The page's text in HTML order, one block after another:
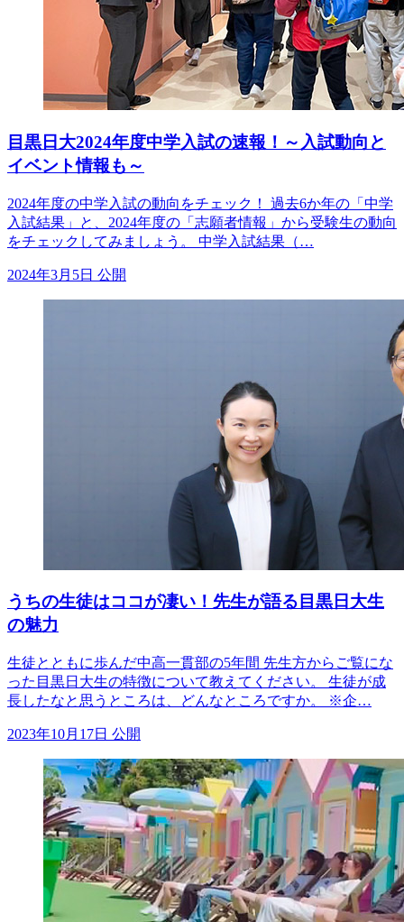
目黒日大2024年度中学入試の速報！～入試動向と
イベント情報も～
2024年度の中学入試の動向をチェック！ 過去6か年の「中学
入試結果」と、2024年度の「志願者情報」から受験生の動向
をチェックしてみましょう。 中学入試結果（…
2024年3月5日 公開
うちの生徒はココが凄い！先生が語る目黒日大生
の魅力
生徒とともに歩んだ中高一貫部の5年間 先生方からご覧にな
った目黒日大生の特徴について教えてください。 生徒が成
長したなと思うところは、どんなところですか。 ※企…
2023年10月17日 公開